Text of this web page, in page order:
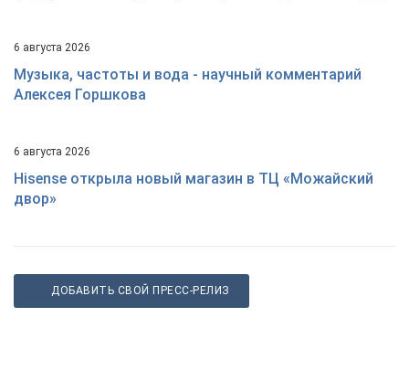
6 августа 2026
Музыка, частоты и вода - научный комментарий
Алексея Горшкова
6 августа 2026
Hisense открыла новый магазин в ТЦ «Можайский
двор»
ДОБАВИТЬ СВОЙ ПРЕСС-РЕЛИЗ